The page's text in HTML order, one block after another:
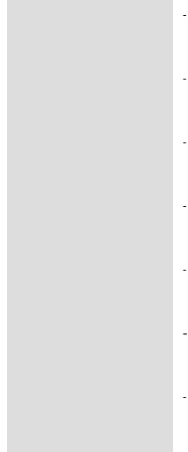
-
-
-
-
-
-
-